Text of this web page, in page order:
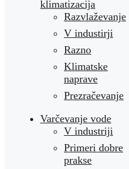
klimatizacija
Razvlaževanje
V industirji
Razno
Klimatske
naprave
Prezračevanje
Varčevanje vode
V industriji
Primeri dobre
prakse